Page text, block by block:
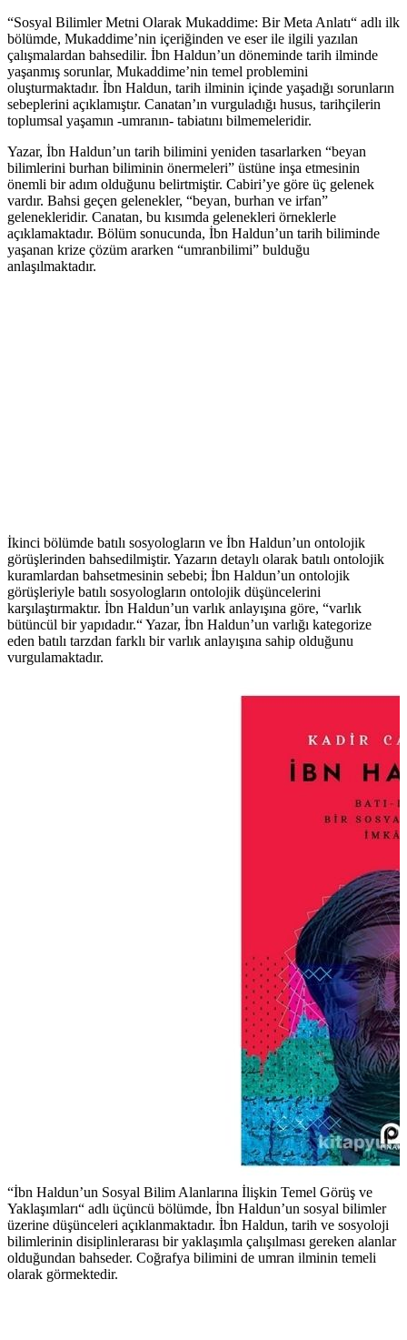
“Sosyal Bilimler Metni Olarak Mukaddime: Bir Meta Anlatı“ adlı ilk
bölümde, Mukaddime’nin içeriğinden ve eser ile ilgili yazılan
çalışmalardan bahsedilir. İbn Haldun’un döneminde tarih ilminde
yaşanmış sorunlar, Mukaddime’nin temel problemini
oluşturmaktadır. İbn Haldun, tarih ilminin içinde yaşadığı sorunların
sebeplerini açıklamıştır. Canatan’ın vurguladığı husus, tarihçilerin
toplumsal yaşamın -umranın- tabiatını bilmemeleridir.
Yazar, İbn Haldun’un tarih bilimini yeniden tasarlarken “beyan
bilimlerini burhan biliminin önermeleri” üstüne inşa etmesinin
önemli bir adım olduğunu belirtmiştir. Cabiri’ye göre üç gelenek
vardır. Bahsi geçen gelenekler, “beyan, burhan ve irfan”
gelenekleridir. Canatan, bu kısımda gelenekleri örneklerle
açıklamaktadır. Bölüm sonucunda, İbn Haldun’un tarih biliminde
yaşanan krize çözüm ararken “umranbilimi” bulduğu
anlaşılmaktadır.
İkinci bölümde batılı sosyologların ve İbn Haldun’un ontolojik
görüşlerinden bahsedilmiştir. Yazarın detaylı olarak batılı ontolojik
kuramlardan bahsetmesinin sebebi; İbn Haldun’un ontolojik
görüşleriyle batılı sosyologların ontolojik düşüncelerini
karşılaştırmaktır. İbn Haldun’un varlık anlayışına göre, “varlık
bütüncül bir yapıdadır.“ Yazar, İbn Haldun’un varlığı kategorize
eden batılı tarzdan farklı bir varlık anlayışına sahip olduğunu
vurgulamaktadır.
“İbn Haldun’un Sosyal Bilim Alanlarına İlişkin Temel Görüş ve
Yaklaşımları“ adlı üçüncü bölümde, İbn Haldun’un sosyal bilimler
üzerine düşünceleri açıklanmaktadır. İbn Haldun, tarih ve sosyoloji
bilimlerinin disiplinlerarası bir yaklaşımla çalışılması gereken alanlar
olduğundan bahseder. Coğrafya bilimini de umran ilminin temeli
olarak görmektedir.